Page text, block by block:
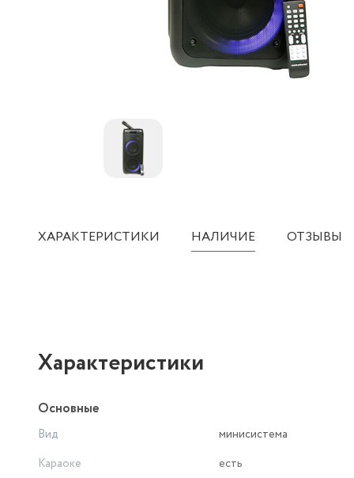
ХАРАКТЕРИСТИКИ НАЛИЧИЕ ОТЗЫВЫ
Характеристики
Основные
Вид
минисистема
Караоке
есть